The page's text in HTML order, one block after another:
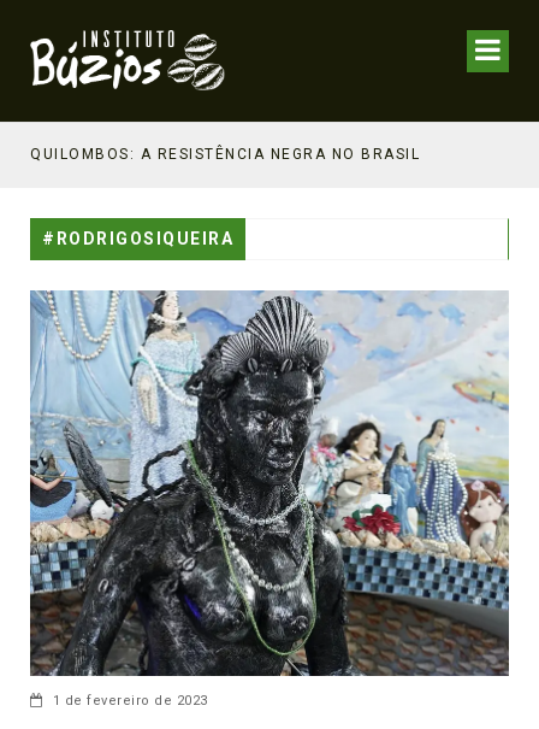
QUILOMBOS: A RESISTÊNCIA NEGRA NO BRASIL
#RODRIGOSIQUEIRA
1 de fevereiro de 2023